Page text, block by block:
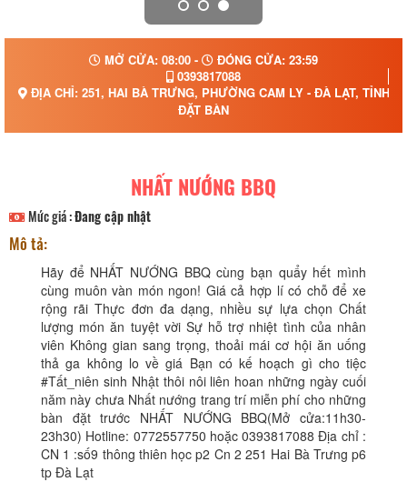
MỞ CỬA: 08:00 -
ĐÓNG CỬA: 23:59
0393817088
ĐỊA CHỈ: 251, HAI BÀ TRƯNG, PHƯỜNG CAM LY - ĐÀ LẠT, TỈNH
ĐẶT BÀN
NHẤT NƯỚNG BBQ
Mức giá :Đang cập nhật
Mô tả:
Hãy để NHẤT NƯỚNG BBQ cùng bạn quẩy hết mình
cùng muôn vàn món ngon! Giá cả hợp lí có chỗ để xe
rộng rãi Thực đơn đa dạng, nhiều sự lựa chọn Chất
lượng món ăn tuyệt vời Sự hỗ trợ nhiệt tình của nhân
viên Không gian sang trọng, thoải mái cơ hội ăn uống
thả ga không lo về giá Bạn có kế hoạch gì cho tiệc
#Tất_niên sinh Nhật thôi nôi liên hoan những ngày cuối
năm này chưa Nhất nướng trang trí miễn phí cho những
bàn đặt trước NHẤT NƯỚNG BBQ(Mở cửa:11h30-
23h30) Hotline: 0772557750 hoặc 0393817088 Địa chỉ :
CN 1 :số9 thông thiên học p2 Cn 2 251 Hai Bà Trưng p6
tp Đà Lạt